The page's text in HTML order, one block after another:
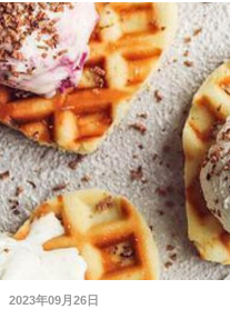
2023年09月26日